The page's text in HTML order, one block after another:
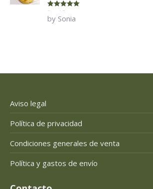
Rated 5
of 5
by Sonia
Aviso legal
Política de privacidad
Condiciones generales de venta
Política y gastos de envío